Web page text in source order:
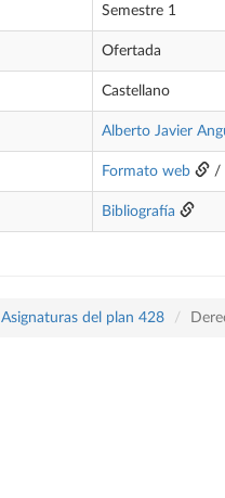
Semestre 1
Ofertada
Castellano
Alberto Javier
Formato web /
Bibliografía
Asignaturas del plan 428